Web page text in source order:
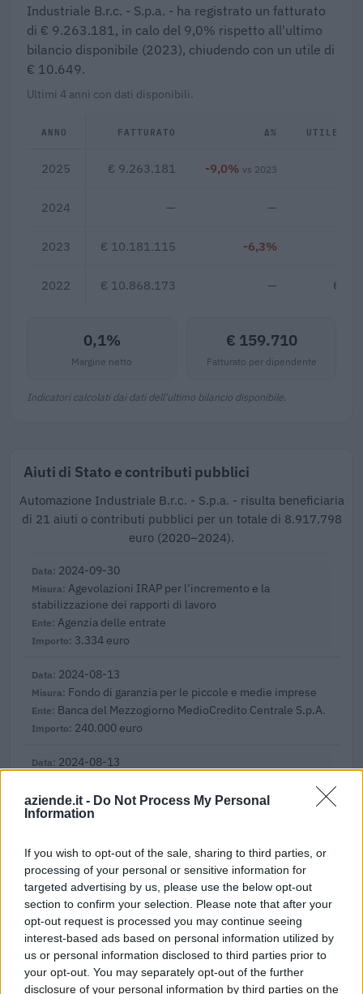
aziende.it - Do Not Process My Personal
Information
If you wish to opt-out of the sale, sharing to third parties, or
processing of your personal or sensitive information for
targeted advertising by us, please use the below opt-out
section to confirm your selection. Please note that after your
opt-out request is processed you may continue seeing
interest-based ads based on personal information utilized by
us or personal information disclosed to third parties prior to
your opt-out. You may separately opt-out of the further
disclosure of your personal information by third parties on the
Industriale B.r.c. - S.p.a. - ha registrato un fatturato
di € 9.263.181, in calo del 9,0% rispetto all'ultimo
bilancio disponibile (2023), chiudendo con un utile di
€ 10.649.
Ultimi 4 anni con dati disponibili.
ANNO FATTURATO Δ% UTILE/
2025 € 9.263.181 -9,0% vs 2023
2024 — —
2023 € 10.181.115 -6,3%
2022 € 10.868.173 — €
0,1%
Margine netto
€ 159.710
Fatturato per dipendente
Indicatori calcolati dai dati dell'ultimo bilancio disponibile.
Aiuti di Stato e contributi pubblici
Automazione Industriale B.r.c. - S.p.a. - risulta beneficiaria
di 21 aiuti o contributi pubblici per un totale di 8.917.798
euro (2020–2024).
2024-09-30
Agevolazioni IRAP per l’incremento e la
stabilizzazione dei rapporti di lavoro
Agenzia delle entrate
3.334 euro
2024-08-13
Fondo di garanzia per le piccole e medie imprese
Banca del Mezzogiorno MedioCredito Centrale S.p.A.
240.000 euro
2024-08-13
Banca del Mezzogiorno MedioCredito Centrale S.p.A.
120.000 euro
2024-08-13
Fondo di garanzia per le piccole e medie imprese
Banca del Mezzogiorno MedioCredito Centrale S.p.A.
360.000 euro
2024-04-12
Fondo di garanzia per le piccole e medie imprese
Banca del Mezzogiorno MedioCredito Centrale S.p.A.
320.000 euro